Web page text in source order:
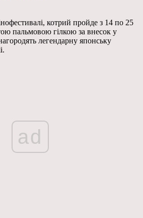
котрий пройде з 14 по 25
пальмовою гілкою за внесок у
легендарну японську
ad